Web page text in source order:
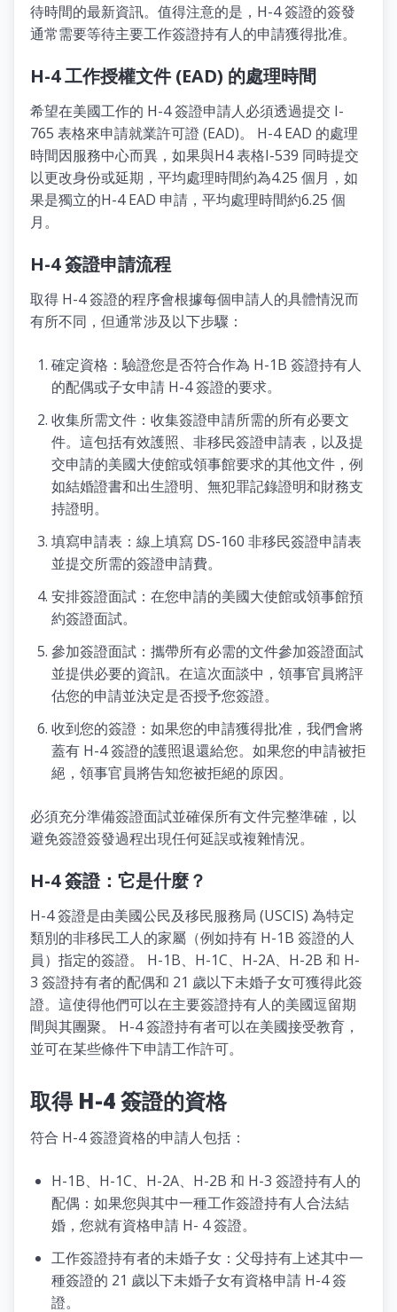
待時間的最新資訊。值得注意的是，H-4 簽證的簽發
通常需要等待主要工作簽證持有人的申請獲得批准。
H-4 工作授權文件 (EAD) 的處理時間
希望在美國工作的 H-4 簽證申請人必須透過提交 I-
765 表格來申請就業許可證 (EAD)。 H-4 EAD 的處理
時間因服務中心而異，如果與H4 表格I-539 同時提交
以更改身份或延期，平均處理時間約為4.25 個月，如
果是獨立的H-4 EAD 申請，平均處理時間約6.25 個
月。
H-4 簽證申請流程
取得 H-4 簽證的程序會根據每個申請人的具體情況而
有所不同，但通常涉及以下步驟：
確定資格：驗證您是否符合作為 H-1B 簽證持有人
的配偶或子女申請 H-4 簽證的要求。
收集所需文件：收集簽證申請所需的所有必要文
件。這包括有效護照、非移民簽證申請表，以及提
交申請的美國大使館或領事館要求的其他文件，例
如結婚證書和出生證明、無犯罪記錄證明和財務支
持證明。
填寫申請表：線上填寫 DS-160 非移民簽證申請表
並提交所需的簽證申請費。
安排簽證面試：在您申請的美國大使館或領事館預
約簽證面試。
參加簽證面試：攜帶所有必需的文件參加簽證面試
並提供必要的資訊。在這次面談中，領事官員將評
估您的申請並決定是否授予您簽證。
收到您的簽證：如果您的申請獲得批准，我們會將
蓋有 H-4 簽證的護照退還給您。如果您的申請被拒
絕，領事官員將告知您被拒絕的原因。
必須充分準備簽證面試並確保所有文件完整準確，以
避免簽證簽發過程出現任何延誤或複雜情況。
H-4 簽證：它是什麼？
H-4 簽證是由美國公民及移民服務局 (USCIS) 為特定
類別的非移民工人的家屬（例如持有 H-1B 簽證的人
員）指定的簽證。 H-1B、H-1C、H-2A、H-2B 和 H-
3 簽證持有者的配偶和 21 歲以下未婚子女可獲得此簽
證。這使得他們可以在主要簽證持有人的美國逗留期
間與其團聚。 H-4 簽證持有者可以在美國接受教育，
並可在某些條件下申請工作許可。
取得 H-4 簽證的資格
符合 H-4 簽證資格的申請人包括：
H-1B、H-1C、H-2A、H-2B 和 H-3 簽證持有人的
配偶：如果您與其中一種工作簽證持有人合法結
婚，您就有資格申請 H- 4 簽證。
工作簽證持有者的未婚子女：父母持有上述其中一
種簽證的 21 歲以下未婚子女有資格申請 H-4 簽
證。